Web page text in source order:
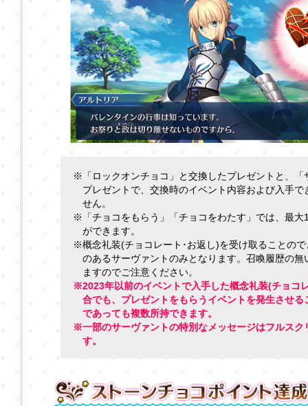
※「ロックオンチョコ」と交換したプレゼントと、「
プレゼントで、交換時のイベント内容および入手
せん。
※「チョコをもらう」「チョコをわたす」では、最大
ができます。
※概念礼装(チョコレート･お返し)を受け取ることの
のあるサーヴァントのみとなります。召喚履歴の
ますのでご注意ください。
※2023年以前のイベントで入手した概念礼装(チョコ
合でも、プレゼントをもらうイベントを発生させ
であっても複数所持できます。
※一部のサーヴァントの特別なメッセージはフルスク
す。